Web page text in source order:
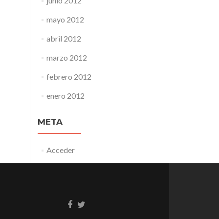
mayo 2012
abril 2012
marzo 2012
febrero 2012
enero 2012
META
Acceder
EnlaceEnlace